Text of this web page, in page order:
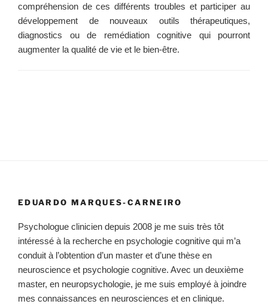
compréhension de ces différents troubles et participer au
développement de nouveaux outils thérapeutiques,
diagnostics ou de remédiation cognitive qui pourront
augmenter la qualité de vie et le bien-être.
EDUARDO MARQUES-CARNEIRO
Psychologue clinicien depuis 2008 je me suis très tôt
intéressé à la recherche en psychologie cognitive qui m’a
conduit à l’obtention d’un master et d’une thèse en
neuroscience et psychologie cognitive. Avec un deuxième
master, en neuropsychologie, je me suis employé à joindre
mes connaissances en neurosciences et en clinique.